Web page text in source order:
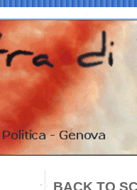
BACK TO